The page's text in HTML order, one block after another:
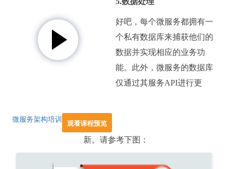
微服务架构培训
观看课程预览
好吧，每个微服务都拥有一
个私有数据库来捕获他们的
数据并实现相应的业务功
能。此外，微服务的数据库
仅通过其服务API进行更
新。请参考下图：